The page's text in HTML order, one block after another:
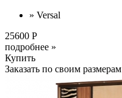
» Versal
25600 Р
подробнее »
Купить
Заказать по своим размерам